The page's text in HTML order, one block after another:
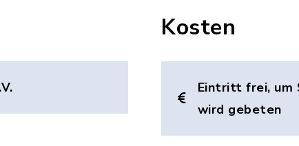
Kosten
Eintritt frei, um
wird gebeten